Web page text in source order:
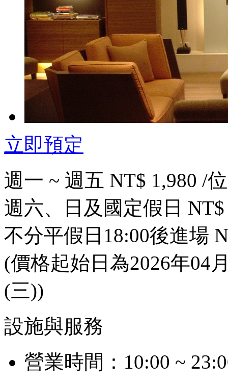
立即預定
週一 ~ 週五 NT$ 1,980 /位
週六、日及國定假日 NT$
不分平假日18:00後進場
(價格起始日為2026年04
(三))
設施與服務
營業時間：10:00 ~